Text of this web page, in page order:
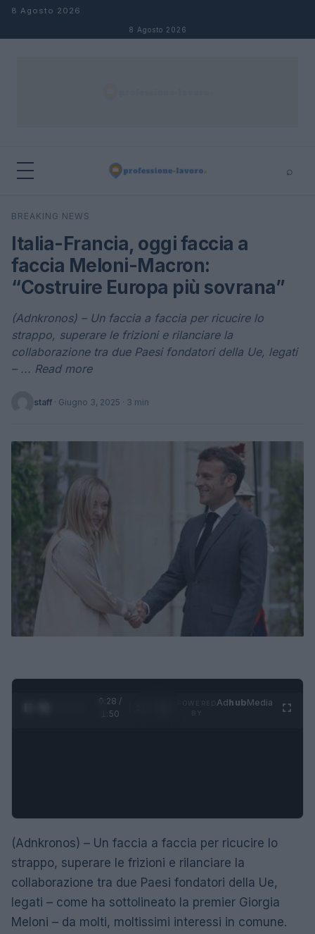
Salta al contenuto
8 Agosto 2026
8 Agosto 2026
⌕
Cerca
BREAKING NEWS
Italia-Francia, oggi faccia a
faccia Meloni-Macron:
“Costruire Europa più sovrana”
(Adnkronos) – Un faccia a faccia per ricucire lo
strappo, superare le frizioni e rilanciare la
collaborazione tra due Paesi fondatori della Ue, legati
– ... Read more
staff · Giugno 3, 2025 · 3 min
0:28 /
1:50
AdhubMedia
(Adnkronos) – Un faccia a faccia per ricucire lo
strappo, superare le frizioni e rilanciare la
collaborazione tra due Paesi fondatori della Ue,
legati – come ha sottolineato la premier Giorgia
Meloni – da molti, moltissimi interessi in comune.